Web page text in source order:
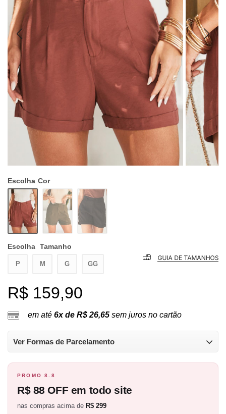
Escolha Cor
Escolha Tamanho
P M G GG
R$ 159,90
em até 6x de R$ 26,65 sem juros no cartão
Ver Formas de Parcelamento
PROMO 8.8
R$ 88 OFF em todo site
nas compras acima de R$ 299